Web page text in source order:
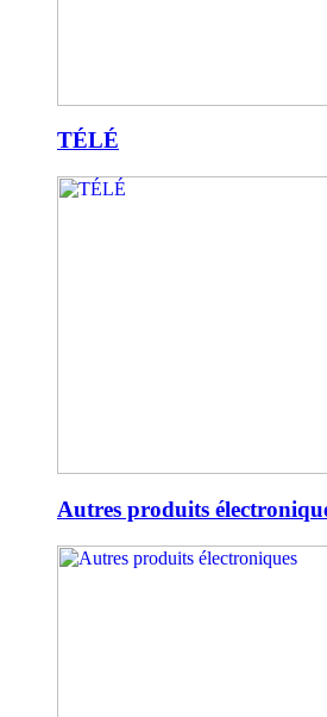
TÉLÉ
Autres produits